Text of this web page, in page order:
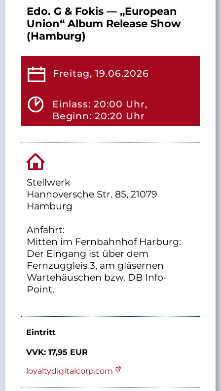
Edo. G & Fokis — „European
Union“ Album Release Show
(Hamburg)
Freitag, 19.06.2026
Einlass: 20:00 Uhr,
Beginn: 20:20 Uhr
Stellwerk
Hannoversche Str. 85, 21079
Hamburg
Anfahrt:
Mitten im Fernbahnhof Harburg:
Der Eingang ist über dem
Fernzuggleis 3, am gläsernen
Wartehäuschen bzw. DB Info-
Point.
Eintritt
VVK: 17,95 EUR
loyaltydigitalcorp.com